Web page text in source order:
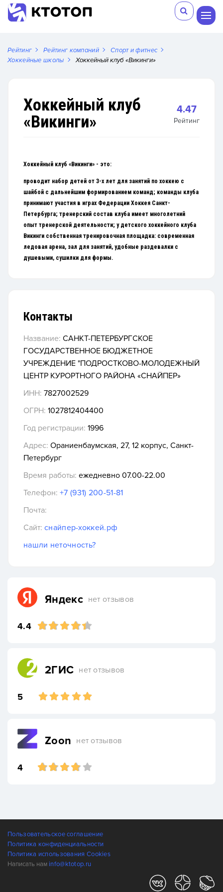
Рейтинг Рейтинг компаний
Спорт и фитнес
Хоккейные школы
Хоккейный клуб «Викинги»
Хоккейный клуб
«Викинги»
4.47
Рейтинг
Хоккейный клуб «Викинги» - это:
проводит набор детей от 3-х лет для занятий по хоккею с
шайбой с дальнейшим формированием команд; команды клуба
принимают участия в играх Федерации Хоккея Санкт-
Петербурга; тренерский состав клуба имеет многолетний
опыт тренерской деятельности; у детского хоккейного клуба
Викинги собственная тренировочная площадка: современная
ледовая арена, зал для занятий, удобные раздевалки с
душевыми, сушилки для формы.
Контакты
Название: САНКТ-ПЕТЕРБУРГСКОЕ
ГОСУДАРСТВЕННОЕ БЮДЖЕТНОЕ
УЧРЕЖДЕНИЕ "ПОДРОСТКОВО-МОЛОДЕЖНЫЙ
ЦЕНТР КУРОРТНОГО РАЙОНА «СНАЙПЕР»
ИНН: 7827002529
ОГРН: 1027812404400
Год регистрации: 1996
Адрес: ​Ораниенбаумская, 27​, 12 корпус, Санкт-
Петербург
Время работы: ежедневно 07.00-22.00
Телефон: +7 (931) 200-51-81
Почта:
Сайт: снайпер-хоккей.рф
нашли неточность?
Яндекс нет отзывов
4.4
2ГИС нет отзывов
5
Zoon нет отзывов
4
Пользовательское соглашение
Политика конфиденциальности
Политика использования Cookies
Написать нам info@ktotop.ru